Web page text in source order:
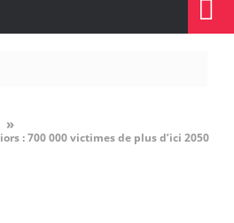
»
: 700 000 victimes de plus d’ici 2050